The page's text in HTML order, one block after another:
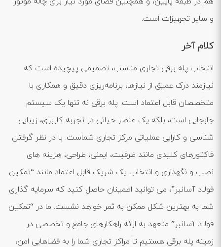
و سایر تجهیزات است.
کلام آخر
انتخاب پله برقی تجاری مناسب، تصمیمی پیچیده است که
نیازمند درک عمیق از نیازها، برنامه‌ریزی دقیق و همکاری با
متخصصان قابل اعتماد است. پله برقی نه تنها یک سیستم
جابجایی است، بلکه یک عنصر حیاتی در تجربه کاربری، زیبایی
‌شناسی و کارایی عملیاتی مرکز تجاری شماست. با در نظر گرفتن
فاکتورهای کلیدی مانند ظرفیت، ایمنی، طراحی، هزینه ‌های
نصب و نگهداری و انتخاب یک شریک قابل اعتماد مانند “تمکین
فولاد آسانبر”، می ‌توانید اطمینان حاصل کنید که سرمایه ‌گذاری
شما به بهترین شکل ممکن به ثمر خواهد نشست. ما در “تمکین
فولاد آسانبر” متعهد به ارائه راهکارهای جامع و تخصصی در
زمینه پله برقی هستیم تا مراکز تجاری شما را به فضاهایی امن،